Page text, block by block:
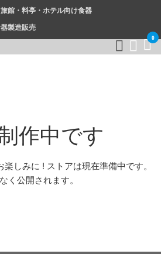
館・料亭・ホテル向け食器
製造販売
0
作中です
しみに ! ストアは現在準備中です。
く公開されます。